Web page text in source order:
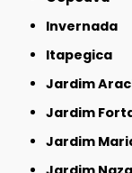
Invernada
Itapegica
Jardim
Jardim
Jardim